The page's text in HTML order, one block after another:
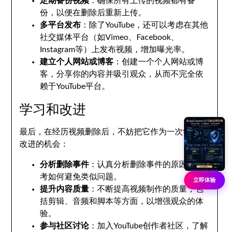
份，以便在删除后重新上传。
多平台发布 ：除了YouTube，还可以考虑在其他
社交媒体平台（如Vimeo、Facebook、
Instagram等）上发布视频，增加曝光率。
建立个人网站或博客 ：创建一个个人网站或博
客，分享你的内容并吸引观众，从而不完全依
赖于YouTube平台。
学习和改进
最后，在经历视频删除后，不妨把它作为一次学习和
改进的机会：
分析删除事件：认真分析删除事件的原因，思
考如何避免类似问题。
提升内容质量 ：不断提高视频制作的质量，包
括剪辑、音频和脚本等方面，以增强观众的体
验。
参与社区讨论：加入YouTube创作者社区，了解
立即体验